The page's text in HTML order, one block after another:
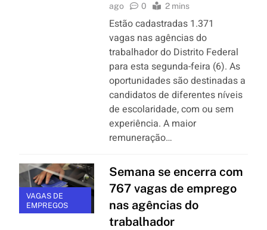
ago
0 2 mins
Estão cadastradas 1.371
vagas nas agências do
trabalhador do Distrito Federal
para esta segunda-feira (6). As
oportunidades são destinadas a
candidatos de diferentes níveis
de escolaridade, com ou sem
experiência. A maior
remuneração…
VAGAS DE
EMPREGOS
Semana se encerra com
767 vagas de emprego
nas agências do
trabalhador